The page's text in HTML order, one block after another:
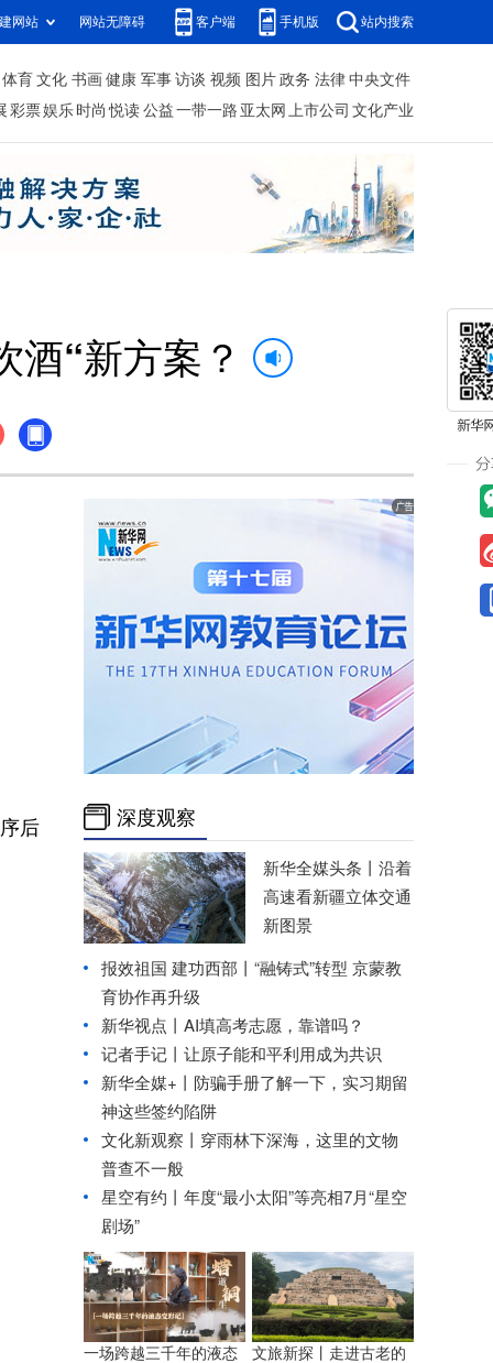
网站 网站无障碍 客户端 手机版 站内搜索
体育 文化 书画 健康 军事 访谈 视频 图片 政务 法律 中央文件
彩票娱乐 时尚 悦读 公益 一带一路 亚太网 上市公司 文化产业
酒“新方案？
后 深度观察
新华全媒头条丨 沿着
高速看新疆立体交通
新图景
报效祖国 建功西部丨 “融铸式”转型 京蒙教
育协作再升级
新华视点丨 AI填高考志愿，靠谱吗？
记者手记丨让原子能和平利用成为共识
新华全媒+丨 防骗手册了解一下，实习期留
神这些签约陷阱
文化新观察丨 穿雨林下深海，这里的文物
普查不一般
星空有约丨 年度“最小太阳”等亮相7月“星空
剧场”
一场跨越三千年的液态
文旅新探丨走进古老的